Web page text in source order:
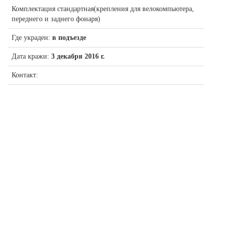
Комплектация стандартная(крепления для велокомпьютера,
переднего и заднего фонаря)
Где украден: в подъезде
Дата кражи: 3 декабря 2016 г.
Контакт: